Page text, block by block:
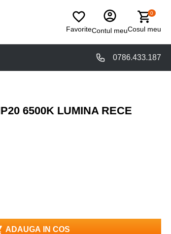
FavoriteContul meu
0
Cosul meu
0786.433.187
6500K LUMINA RECE
ADAUGA IN COS